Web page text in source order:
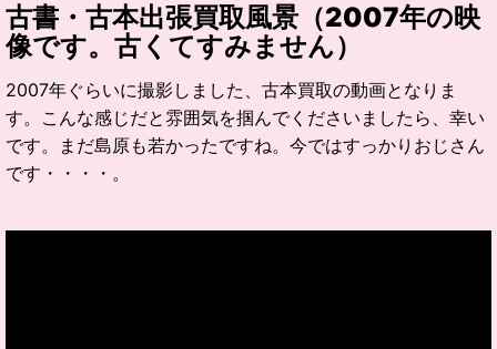
古書・古本出張買取風景（2007年の映
像です。古くてすみません）
2007年ぐらいに撮影しました、古本買取の動画となりま
す。こんな感じだと雰囲気を掴んでくださいましたら、幸い
です。まだ島原も若かったですね。今ではすっかりおじさん
です・・・・。